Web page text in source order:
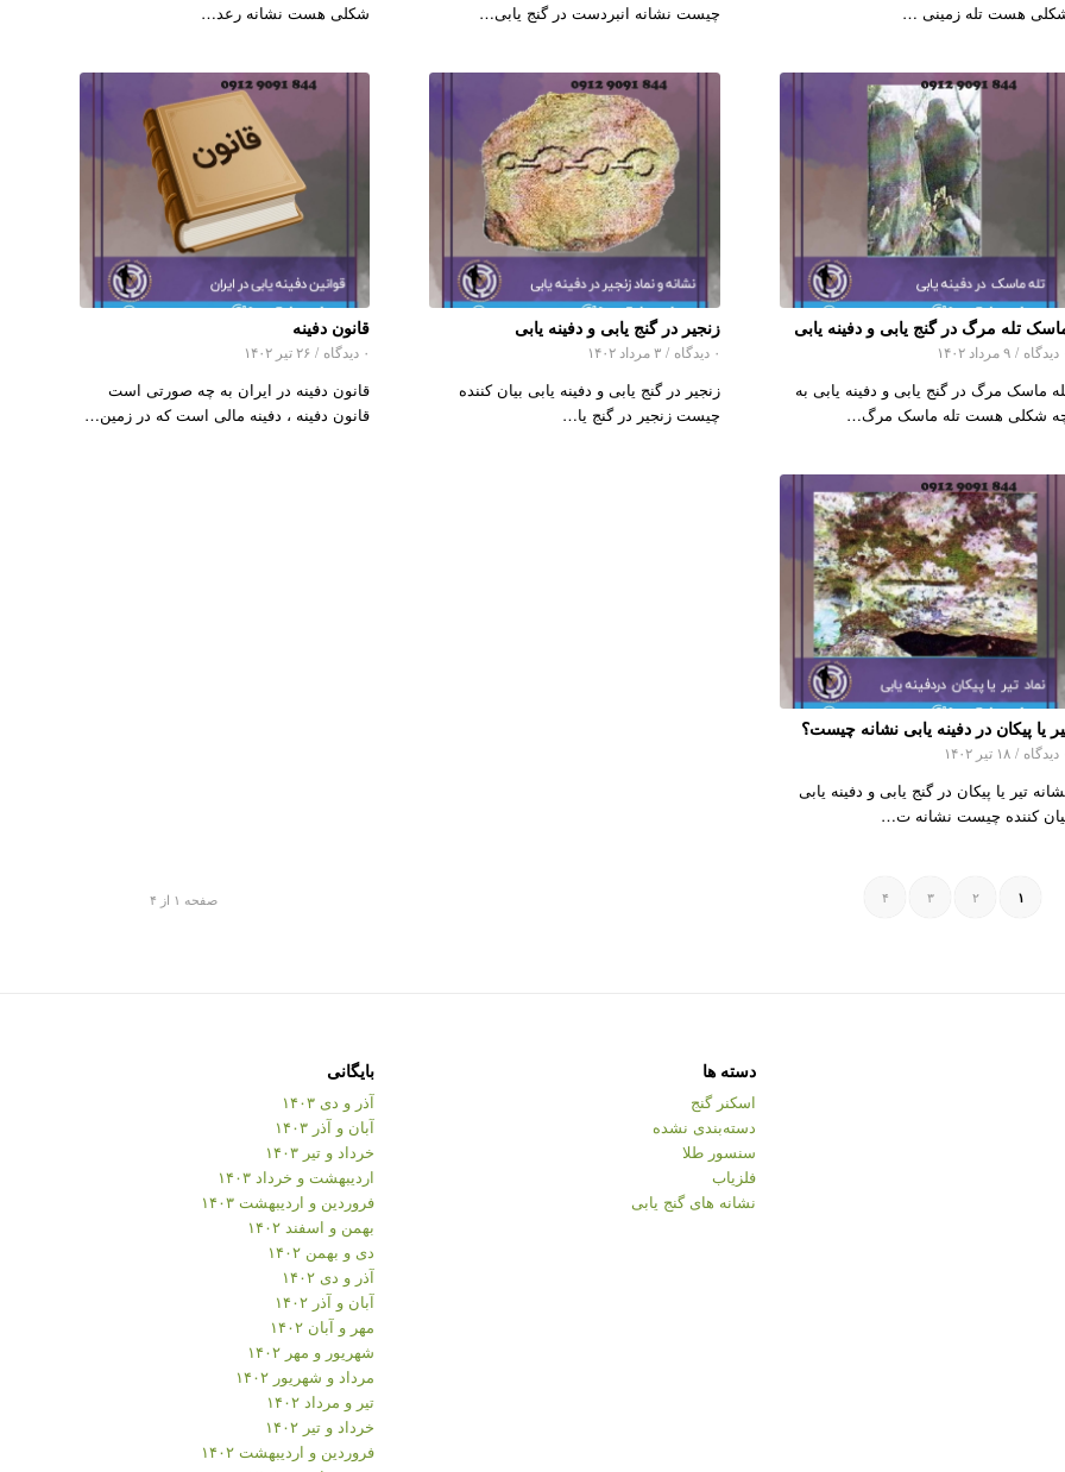
هست تله زمینی …
چیست نشانه انبردست در گنج یابی…
شکلی هست نشانه رعد…
تله مرگ در گنج یابی و دفینه یابی
/ ۹ مرداد ۱۴۰۲
ماسک مرگ در گنج یابی و دفینه یابی به
شکلی هست تله ماسک مرگ…
زنجیر در گنج یابی و دفینه یابی
۰ دیدگاه / ۳ مرداد ۱۴۰۲
زنجیر در گنج یابی و دفینه یابی بیان کننده
چیست زنجیر در گنج یا…
قانون دفینه
۰ دیدگاه / ۲۶ تیر ۱۴۰۲
قانون دفینه در ایران به چه صورتی است
قانون دفینه ، دفینه مالی است که در زمین…
یا پیکان در دفینه یابی نشانه چیست؟
/ ۱۸ تیر ۱۴۰۲
تیر یا پیکان در گنج یابی و دفینه یابی
کننده چیست نشانه ت…
صفحه ۱ از ۴ ۱ ۲ ۳ ۴
دسته ها
اسکنر گنج
دسته‌بندی نشده
سنسور طلا
فلزیاب
نشانه های گنج یابی
بایگانی
آذر و دی ۱۴۰۳
آبان و آذر ۱۴۰۳
خرداد و تیر ۱۴۰۳
اردیبهشت و خرداد ۱۴۰۳
فروردین و اردیبهشت ۱۴۰۳
بهمن و اسفند ۱۴۰۲
دی و بهمن ۱۴۰۲
آذر و دی ۱۴۰۲
آبان و آذر ۱۴۰۲
مهر و آبان ۱۴۰۲
شهریور و مهر ۱۴۰۲
مرداد و شهریور ۱۴۰۲
تیر و مرداد ۱۴۰۲
خرداد و تیر ۱۴۰۲
فروردین و اردیبهشت ۱۴۰۲